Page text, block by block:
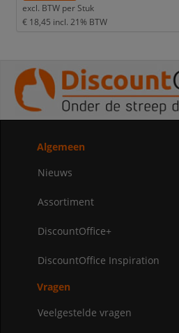
excl. BTW per Stuk
€ 18,45 incl. 21% BTW
Algemeen
Nieuws
Assortiment
DiscountOffice+
DiscountOffice Inspiration
Vragen
Veelgestelde vragen